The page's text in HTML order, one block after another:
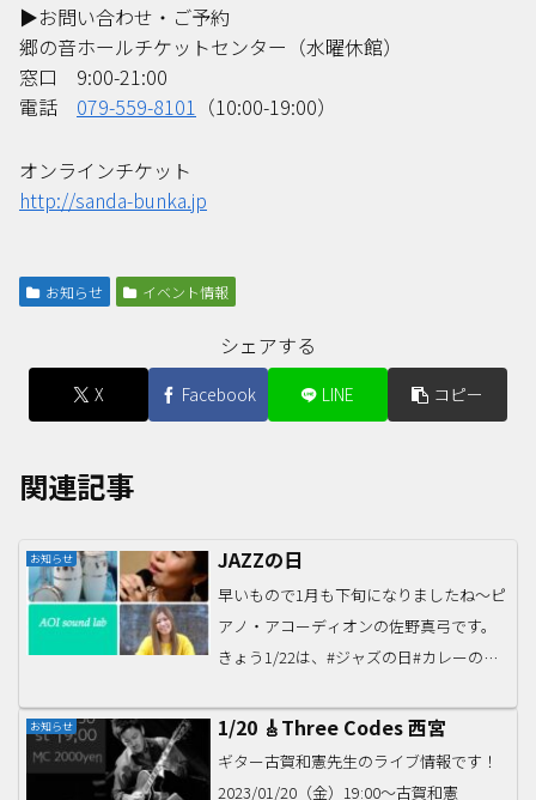
▶︎お問い合わせ・ご予約
郷の音ホールチケットセンター（水曜休館）
窓口 9:00-21:00
電話 079-559-8101 （10:00-19:00）
オンラインチケット
http://sanda-bunka.jp
お知らせ イベント情報
シェアする
X Facebook LINE コピー
関連記事
お知らせ JAZZの日
早いもので1月も下旬になりましたね〜ピ
アノ・アコーディオンの佐野真弓です。
きょう1/22は、#ジャズの日#カレーの日
イスが一斉に提供されたことが由来だと
か。インド、ネパール、バングラデシュ
スリランカ、タイ...
お知らせ 1/20 🎸Three Codes 西宮
ギター古賀和憲先生のライブ情報です！
2023/01/20（金）19:00〜古賀和憲